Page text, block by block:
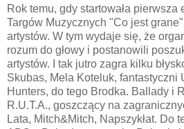
Rok temu, gdy startowała
Targów Muzycznych "Co jest
artystów. W tym wydaje się, że
rozum do głowy i postanowili
artystów. I tak jutro zagra kilku
Skubas, Mela Koteluk, fantastyczni
Hunters, do tego Brodka. Ballady i
R.U.T.A., goszczący na
Lata, Mitch&Mitch, Napszykłat. Do